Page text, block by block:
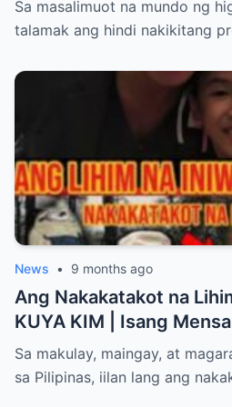
biglaang pagkawala ng
maipaliwanag na
ng mga medical device
halos magdulot ng
mga staff ay tinawag
karaniwan upang ma-
sitwasyon, ngunit tila
hindi nila maipaliwanag. Si Manang IMEE,
na kilala sa kanyang
na pag-iisip, ay hindi
sa kanya sa isang
“Hindi ko inaasahan na
ganoong eksena sa St.
nasa isang pelikula na
manood, ngunit
ang katotohanan.” Ang balita ay mabilis
Sa masalimuot na mundo ng
talamak ang hindi nakikitang
News • 9 months ago
Ang Nakakatakot na
KUYA KIM | Isang
Anak Bago Umalis
Sa makulay, maingay, at
sa Pilipinas, iilan lang ang